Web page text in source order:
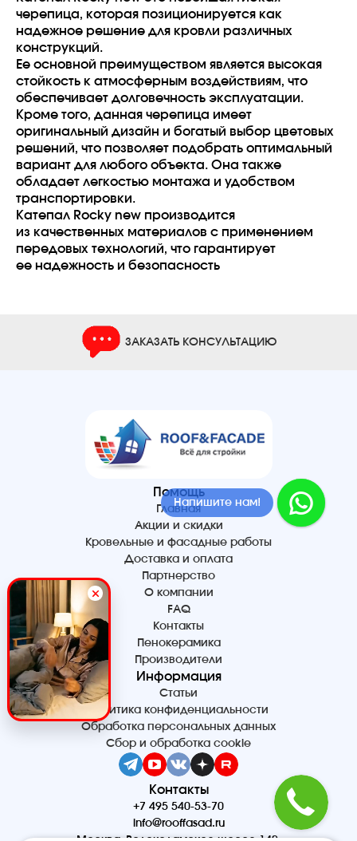
черепица, которая позиционируется как
надежное решение для кровли различных
конструкций.
Ее основной преимуществом является высокая
стойкость к атмосферным воздействиям, что
обеспечивает долговечность эксплуатации.
Кроме того, данная черепица имеет
оригинальный дизайн и богатый выбор цветовых
решений, что позволяет подобрать оптимальный
вариант для любого объекта. Она также
обладает легкостью монтажа и удобством
транспортировки.
Катепал Rocky new производится
из качественных материалов с применением
передовых технологий, что гарантирует
ее надежность и безопасность
ЗАКАЗАТЬ КОНСУЛЬТАЦИЮ
Помощь
Главная
Акции и скидки
Кровельные и фасадные работы
Доставка и оплата
Партнерство
О компании
FAQ
Контакты
Пенокерамика
Производители
Информация
Статьи
Политика конфиденциальности
Обработка персональных данных
Сбор и обработка cookie
Контакты
+7 495 540-53-70
info@rooffasad.ru
Напишите нам!